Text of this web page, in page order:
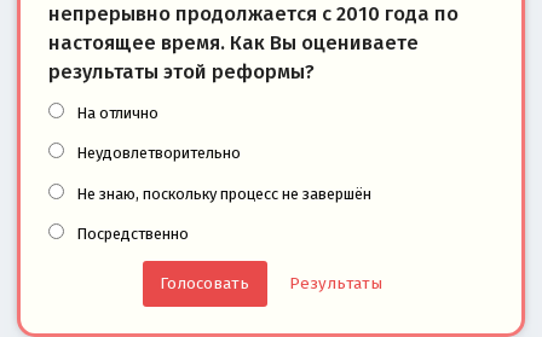
непрерывно продолжается с 2010 года по
настоящее время. Как Вы оцениваете
результаты этой реформы?
На отлично
Неудовлетворительно
Не знаю, поскольку процесс не завершён
Посредственно
Результаты